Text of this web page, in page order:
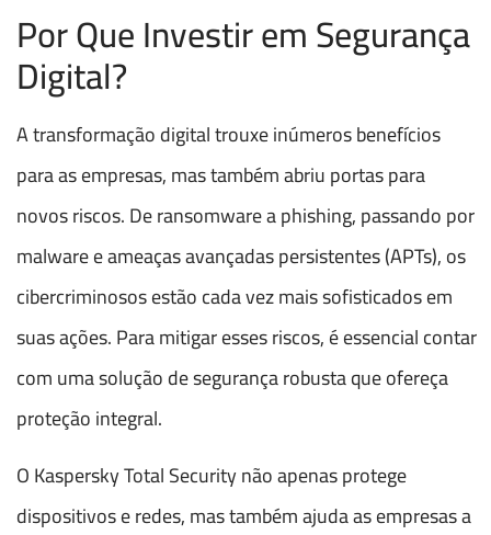
Por Que Investir em Segurança
Digital?
A transformação digital trouxe inúmeros benefícios
para as empresas, mas também abriu portas para
novos riscos. De ransomware a phishing, passando por
malware e ameaças avançadas persistentes (APTs), os
cibercriminosos estão cada vez mais sofisticados em
suas ações. Para mitigar esses riscos, é essencial contar
com uma solução de segurança robusta que ofereça
proteção integral.
O Kaspersky Total Security não apenas protege
dispositivos e redes, mas também ajuda as empresas a